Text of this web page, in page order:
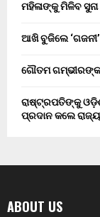
ମହିଳାଙ୍କୁ ମିଳିବ
ଆଖି ବୁଜିଲେ
ଗୌତମ ଗମ୍ଭୀରଙ୍କ
ରାଷ୍ଟ୍ରପତିଙ୍କୁ
ପ୍ରଦାନ କଲେ
ABOUT US